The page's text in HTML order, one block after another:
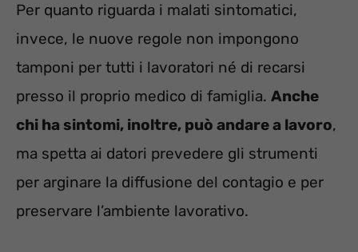
Per quanto riguarda i malati sintomatici,
invece, le nuove regole non impongono
tamponi per tutti i lavoratori né di recarsi
presso il proprio medico di famiglia. Anche
chi ha sintomi, inoltre, può andare a lavoro,
ma spetta ai datori prevedere gli strumenti
per arginare la diffusione del contagio e per
preservare l’ambiente lavorativo.